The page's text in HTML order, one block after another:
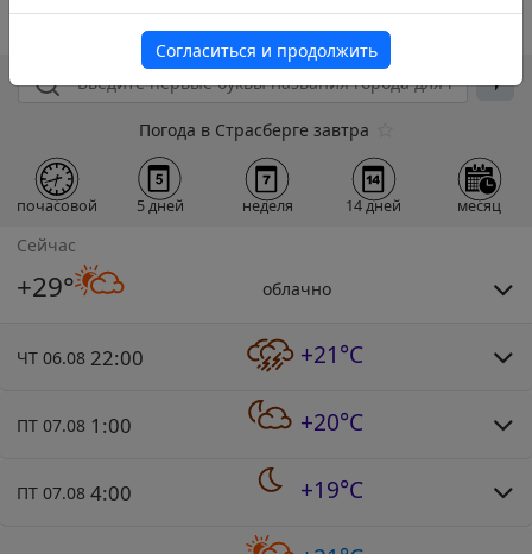
Погода в Страсберге завтра
почасовой 5 дней неделя 14 дней месяц
Сейчас
+29° облачно
ЧТ 06.08 22:00 +21°C
ПТ 07.08 1:00 +20°C
ПТ 07.08 4:00 +19°C
Согласиться и продолжить